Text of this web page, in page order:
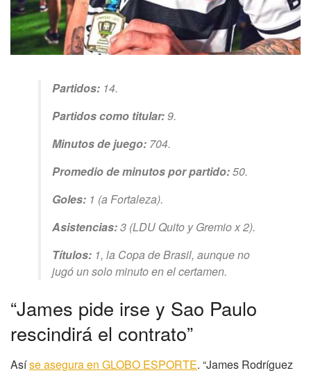
Partidos: 14.
Partidos como titular:9.
Minutos de juego: 704.
Promedio de minutos por partido:50.
Goles: 1 (a Fortaleza).
Asistencias:3 (LDU Quito y Gremio x 2).
Títulos: 1, la Copa de Brasil, aunque no
jugó un solo minuto en el certamen.
“James pide irse y Sao Paulo
rescindirá el contrato”
Asíse asegura en GLOBO ESPORTE. “James Rodríguez